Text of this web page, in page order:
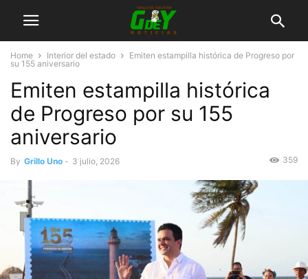
Home Interior del estado
Emiten estampilla histórica de Progreso por
su 155 aniversario
Emiten estampilla histórica
de Progreso por su 155
aniversario
By Grillo Uno - 3 julio, 2026 359